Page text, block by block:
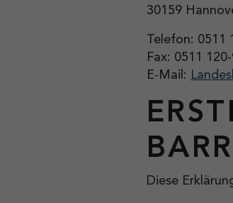
30159
Telefon: 0511
Fax: 0511
E-Mail:
Diese